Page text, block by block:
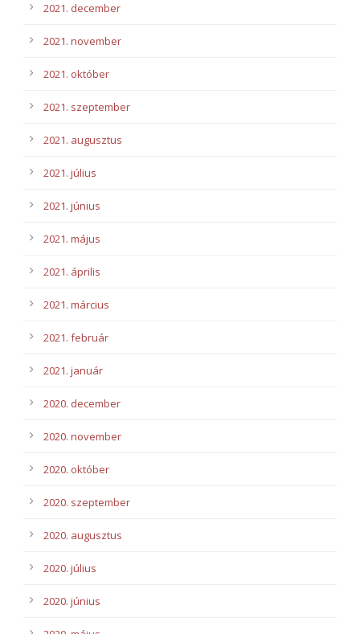
2021. december
2021. november
2021. október
2021. szeptember
2021. augusztus
2021. július
2021. június
2021. május
2021. április
2021. március
2021. február
2021. január
2020. december
2020. november
2020. október
2020. szeptember
2020. augusztus
2020. július
2020. június